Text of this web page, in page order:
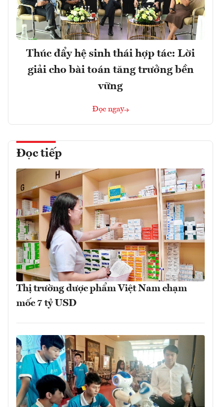
Thúc đẩy hệ sinh thái hợp tác: Lời
giải cho bài toán tăng trưởng bền
vững
Đọc ngay
Đọc tiếp
Thị trường dược phẩm Việt Nam chạm
mốc 7 tỷ USD